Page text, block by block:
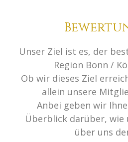
Unser Ziel ist es, der
Region Bonn /
Ob wir dieses Ziel
allein unsere
Anbei geben wir
Überblick darüber, wie
über uns